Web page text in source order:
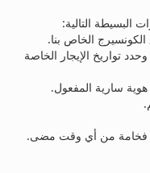
البسيطة التالية:
الخاص بنا.
تواريخ الإيجار الخاصة
سارية المفعول.
فخامة من أي وقت مضى.